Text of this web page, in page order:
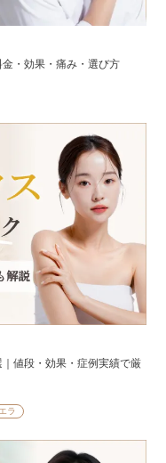
・効果・痛み・選び方
値段・効果・症例実績で厳
ラ